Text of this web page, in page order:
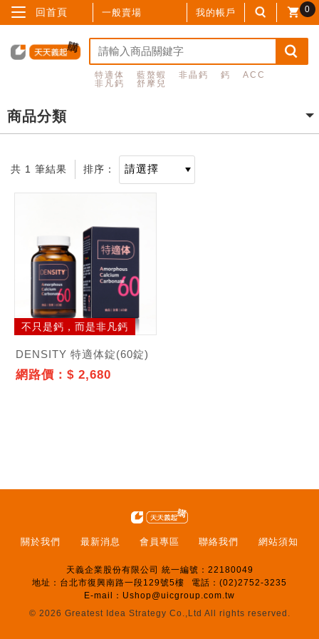
回首頁 一般賣場 我的帳戶 0
特適体 藍螯蝦 非晶鈣 鈣
ACC
非凡鈣
舒摩兒
商品分類
共 1 筆結果 排序：
不只是鈣，而是非凡鈣
DENSITY 特適体錠(60錠)
網路價：$ 2,680
關於我們 最新消息 會員專區 聯絡我們 網站須知
天義企業股份有限公司 統一編號：22180049
地址：台北市復興南路一段129號5樓
電話：(02)2752-3235
E-mail： Ushop@uicgroup.com.tw
© 2026 Greatest Idea Strategy Co.,Ltd All rights reserved.
記住帳號